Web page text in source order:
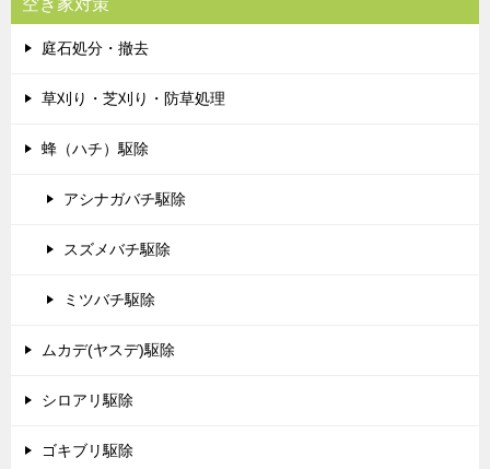
庭石処分・撤去
草刈り・芝刈り・防草処理
蜂（ハチ）駆除
アシナガバチ駆除
スズメバチ駆除
ミツバチ駆除
ムカデ(ヤスデ)駆除
シロアリ駆除
ゴキブリ駆除